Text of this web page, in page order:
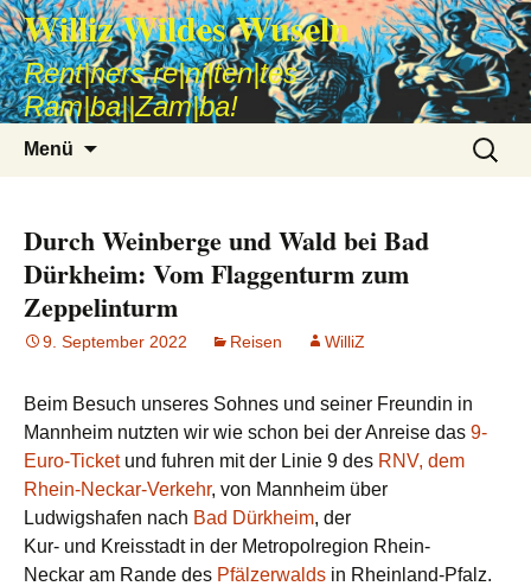
Williz Wildes Wuseln
Rent|ners re|ni|ten|tes
Ram|ba||Zam|ba!
Menü
Suche
nach:
Durch Weinberge und Wald bei Bad
Dürkheim: Vom Flaggenturm zum
Zeppelinturm
9. September 2022 Reisen WilliZ
Beim Besuch unseres Sohnes und seiner Freundin in
Mannheim nutzten wir wie schon bei der Anreise das 9-
Euro-Ticketund fuhren mit der Linie 9 des RNV, dem
Rhein-Neckar-Verkehr, von Mannheim über
Ludwigshafen nach Bad Dürkheim, der
Kur- und Kreisstadt in der Metropolregion Rhein-
Neckar am Rande des Pfälzerwalds in Rheinland-Pfalz.